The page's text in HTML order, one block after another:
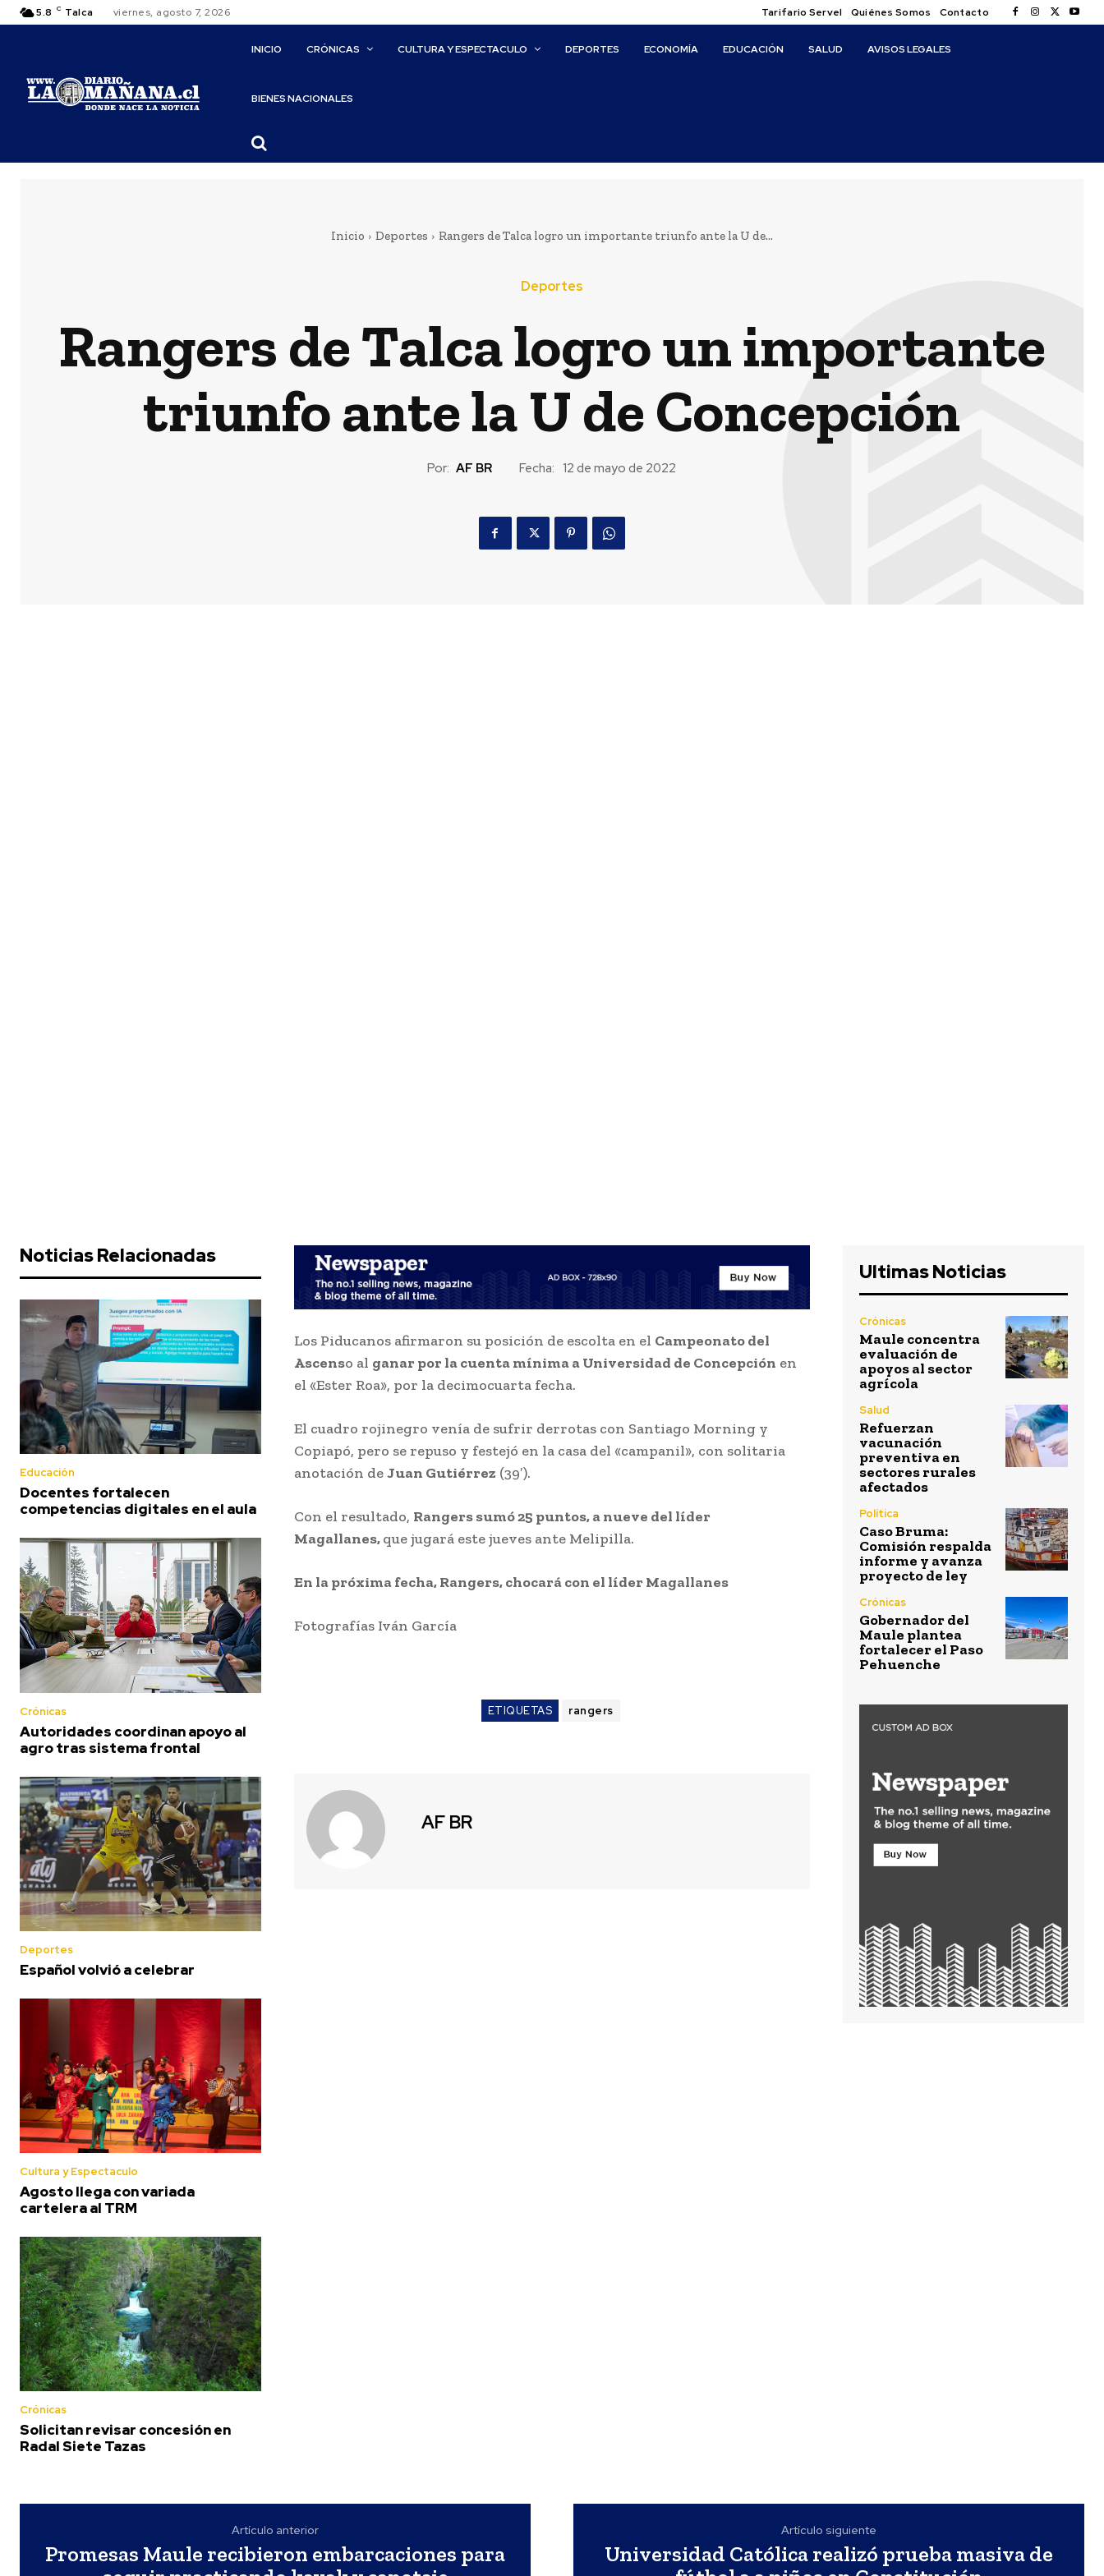
5.8 C Talca viernes, agosto 7, 2026 Tarifario Servel Quiénes Somos Contacto
INICIO CRÓNICAS CULTURA Y ESPECTACULO DEPORTES ECONOMÍA EDUCACIÓN SALUD AVISOS LEGALES
BIENES NACIONALES
Inicio Deportes Rangers de Talca logro un importante triunfo ante la U de...
Deportes
Rangers de Talca logro un importante
triunfo ante la U de Concepción
Por: AF BR Fecha: 12 de mayo de 2022
Noticias Relacionadas
Educación
Docentes fortalecen
competencias digitales en el aula
Crónicas
Autoridades coordinan apoyo al
agro tras sistema frontal
Deportes
Español volvió a celebrar
Cultura y Espectaculo
Agosto llega con variada
cartelera al TRM
Crónicas
Solicitan revisar concesión en
Radal Siete Tazas
Los Piducanos afirmaron su posición de escolta en el Campeonato del
Ascenso al ganar por la cuenta mínima a Universidad de Concepción en
el «Ester Roa», por la decimocuarta fecha.
El cuadro rojinegro venía de sufrir derrotas con Santiago Morning y
Copiapó, pero se repuso y festejó en la casa del «campanil», con solitaria
anotación deJuan Gutiérrez (39′).
Con el resultado, Rangers sumó 25 puntos, a nueve del líder
Magallanes,que jugará este jueves ante Melipilla.
En la próxima fecha, Rangers, chocará con el líder Magallanes
Fotografías Iván García
ETIQUETAS rangers
AF BR
Ultimas Noticias
Crónicas
Maule concentra
evaluación de
apoyos al sector
agrícola
Salud
Refuerzan
vacunación
preventiva en
sectores rurales
afectados
Política
Caso Bruma:
Comisión respalda
informe y avanza
proyecto de ley
Crónicas
Gobernador del
Maule plantea
fortalecer el Paso
Pehuenche
Artículo anterior
Promesas Maule recibieron embarcaciones para
Artículo siguiente
Universidad Católica realizó prueba masiva de